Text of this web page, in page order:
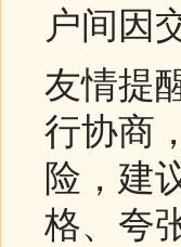
户间因
友情提
行协商
险，建
格、夸